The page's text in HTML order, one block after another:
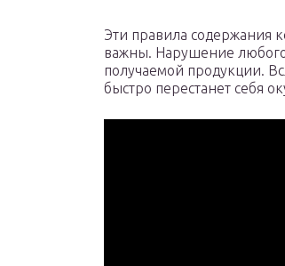
Эти правила содержания
важны. Нарушение любого
получаемой продукции.
быстро перестанет себя